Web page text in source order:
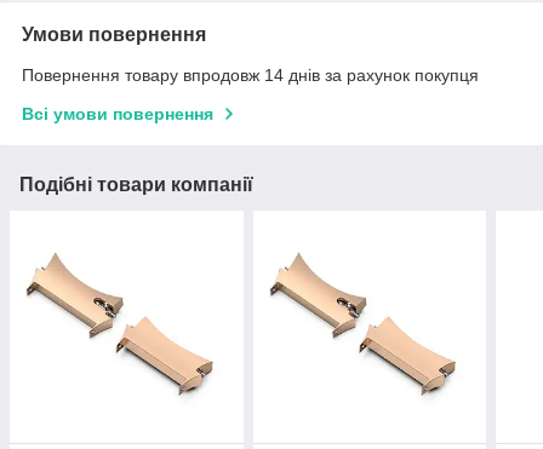
Умови повернення
Повернення товару впродовж 14 днів за рахунок покупця
Всі умови повернення
Подібні товари компанії